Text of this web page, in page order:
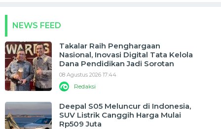
NEWS FEED
Takalar Raih Penghargaan
Nasional, Inovasi Digital Tata Kelola
Dana Pendidikan Jadi Sorotan
08 Agustus 2026 17:44
Redaksi
Deepal S05 Meluncur di Indonesia,
SUV Listrik Canggih Harga Mulai
Rp509 Juta